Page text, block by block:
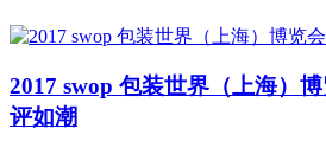
2017 swop 包装世界（上海）
评如潮